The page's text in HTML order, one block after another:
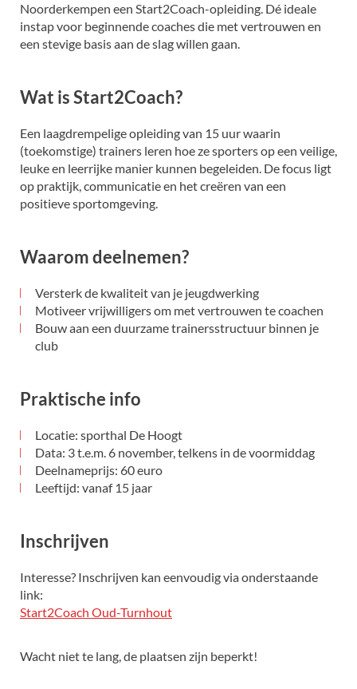
Noorderkempen een Start2Coach-opleiding. Dé ideale
instap voor beginnende coaches die met vertrouwen en
een stevige basis aan de slag willen gaan.
Wat is Start2Coach?
Een laagdrempelige opleiding van 15 uur waarin
(toekomstige) trainers leren hoe ze sporters op een veilige,
leuke en leerrijke manier kunnen begeleiden. De focus ligt
op praktijk, communicatie en het creëren van een
positieve sportomgeving.
Waarom deelnemen?
Versterk de kwaliteit van je jeugdwerking
Motiveer vrijwilligers om met vertrouwen te coachen
Bouw aan een duurzame trainersstructuur binnen je
club
Praktische info
Locatie: sporthal De Hoogt
Data: 3 t.e.m. 6 november, telkens in de voormiddag
Deelnameprijs: 60 euro
Leeftijd: vanaf 15 jaar
Inschrijven
Interesse? Inschrijven kan eenvoudig via onderstaande
link:
Start2Coach Oud-Turnhout
Wacht niet te lang, de plaatsen zijn beperkt!